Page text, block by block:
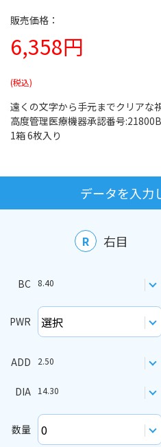
6,358円
遠くの文字から手元までクリアな
高度管理医療機器承認番号
1箱 6枚入り
データを入力
R 右目
BC 8.40
PWR
ADD 2.50
DIA 14.30
数量